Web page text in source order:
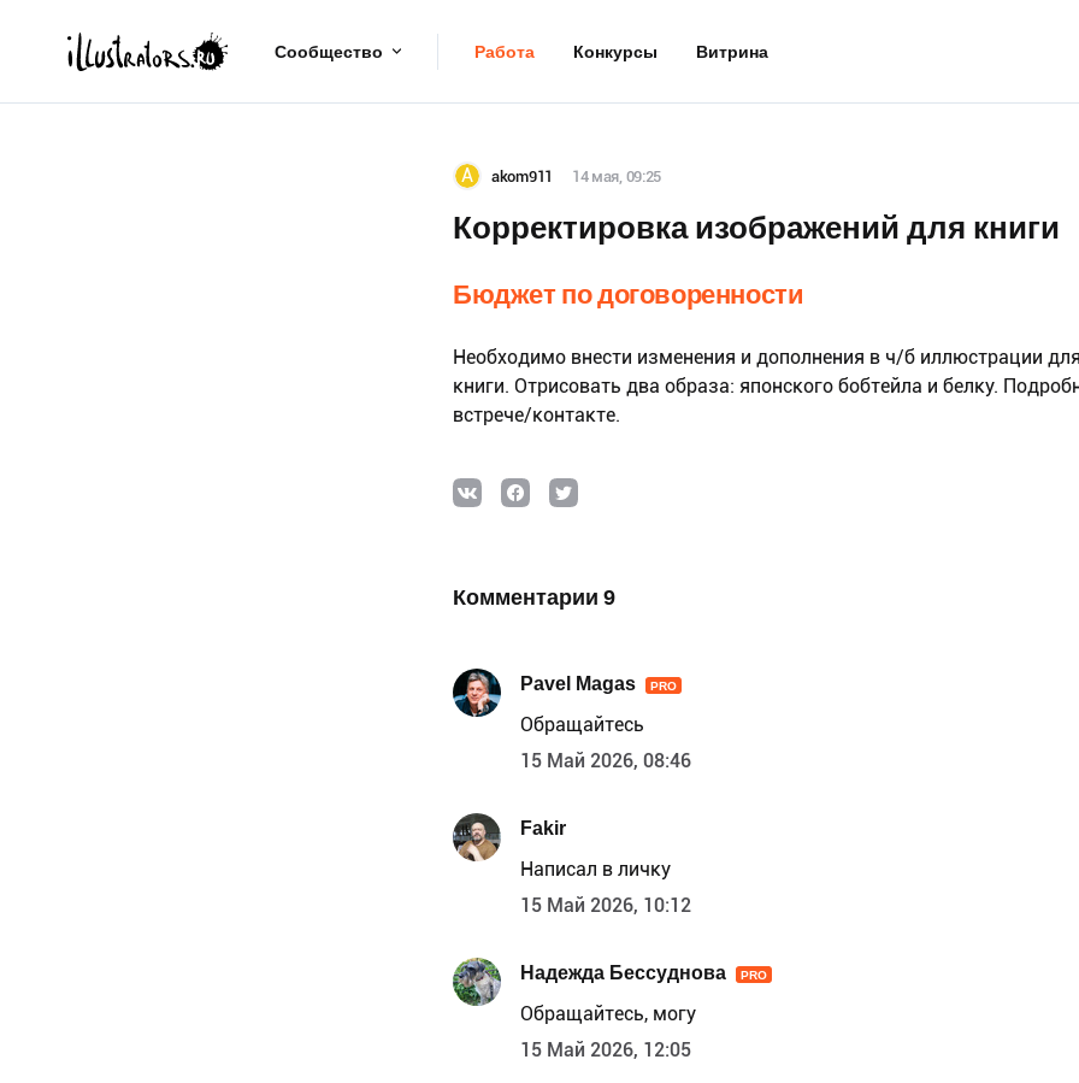
Сообщество Работа Конкурсы Витрина
A akom911 14 мая, 09:25
Корректировка изображений для книги
Бюджет по договоренности
Необходимо внести изменения и дополнения в ч/б иллюстрации
книги. Отрисовать два образа: японского бобтейла и белку.
встрече/контакте.
Комментарии 9
Pavel Magas PRO
Обращайтесь
15 Май 2026, 08:46
Fakir
Написал в личку
15 Май 2026, 10:12
Надежда Бессуднова PRO
Обращайтесь, могу
15 Май 2026, 12:05